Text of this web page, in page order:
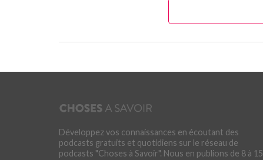
Développez vos connaissances en écoutant des
podcasts gratuits et quotidiens sur le réseau de
podcasts "Choses à Savoir". Nous en publions de 8 à 15